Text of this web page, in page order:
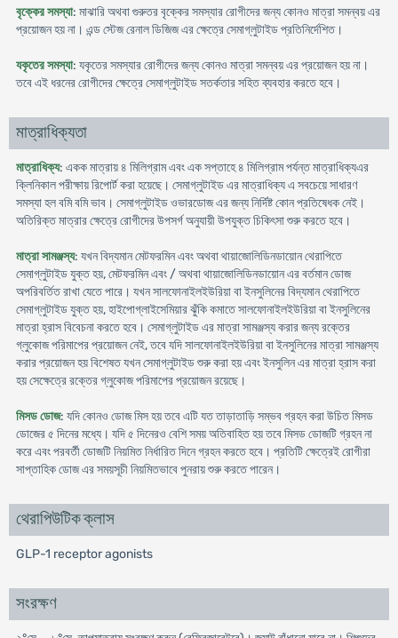
বৃক্কের সমস্যা: মাঝারি অথবা গুরুতর বৃক্কের সমস্যার রোগীদের জন্য কোনও মাত্রা সমন্বয় এর
প্রয়োজন হয় না। এন্ড স্টেজ রেনাল ডিজিজ এর ক্ষেত্রে সেমাগ্লুটাইড প্রতিনির্দেশিত।
যকৃতের সমস্যা: যকৃতের সমস্যার রোগীদের জন্য কোনও মাত্রা সমন্বয় এর প্রয়োজন হয় না।
তবে এই ধরনের রোগীদের ক্ষেত্রে সেমাগ্লুটাইড সতর্কতার সহিত ব্যবহার করতে হবে।
মাত্রাধিক্যতা
মাত্রাধিক্য: একক মাত্রায় ৪ মিলিগ্রাম এবং এক সপ্তাহে ৪ মিলিগ্রাম পর্যন্ত মাত্রাধিক্যএর
ক্লিনিকাল পরীক্ষায় রিপোর্ট করা হয়েছে। সেমাগ্লুটাইড এর মাত্রাধিক্য এ সবচেয়ে সাধারণ
সমস্যা হল বমি বমি ভাব। সেমাগ্লুটাইড ওভারডোজ এর জন্য নির্দিষ্ট কোন প্রতিষেধক নেই।
অতিরিক্ত মাত্রার ক্ষেত্রে রোগীদের উপসর্গ অনুযায়ী উপযুক্ত চিকিৎসা শুরু করতে হবে।
মাত্রা সামঞ্জস্য: যখন বিদ্যমান মেটফরমিন এবং অথবা থায়াজোলিডিনডায়োন থেরাপিতে
সেমাগ্লুটাইড যুক্ত হয়, মেটফরমিন এবং / অথবা থায়াজোলিডিনডায়োন এর বর্তমান ডোজ
অপরিবর্তিত রাখা যেতে পারে। যখন সালফোনাইলইউরিয়া বা ইনসুলিনের বিদ্যমান থেরাপিতে
সেমাগ্লুটাইড যুক্ত হয়, হাইপোগ্লাইসেমিয়ার ঝুঁকি কমাতে সালফোনাইলইউরিয়া বা ইনসুলিনের
মাত্রা হ্রাস বিবেচনা করতে হবে। সেমাগ্লুটাইড এর মাত্রা সামঞ্জস্য করার জন্য রক্তের
গ্লুকোজ পরিমাপের প্রয়োজন নেই, তবে যদি সালফোনাইলইউরিয়া বা ইনসুলিনের মাত্রা সামঞ্জস্য
করার প্রয়োজন হয় বিশেষত যখন সেমাগ্লুটাইড শুরু করা হয় এবং ইনসুলিন এর মাত্রা হ্রাস করা
হয় সেক্ষেত্রে রক্তের গ্লুকোজ পরিমাপের প্রয়োজন রয়েছে।
মিসড ডোজ: যদি কোনও ডোজ মিস হয় তবে এটি যত তাড়াতাড়ি সম্ভব গ্রহন করা উচিত মিসড
ডোজের ৫ দিনের মধ্যে। যদি ৫ দিনেরও বেশি সময় অতিবাহিত হয় তবে মিসড ডোজটি গ্রহন না
করে এবং পরবর্তী ডোজটি নিয়মিত নির্ধারিত দিনে গ্রহন করতে হবে। প্রতিটি ক্ষেত্রেই রোগীরা
সাপ্তাহিক ডোজ এর সময়সূচী নিয়মিতভাবে পুনরায় শুরু করতে পারেন।
থেরাপিউটিক ক্লাস
GLP-1 receptor agonists
সংরক্ষণ